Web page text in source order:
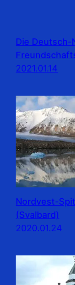
Die Deutsch-
2021.01.14
Nordvest-
(Svalbard)
2020.01.24